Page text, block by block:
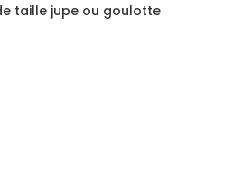
taille jupe ou goulotte